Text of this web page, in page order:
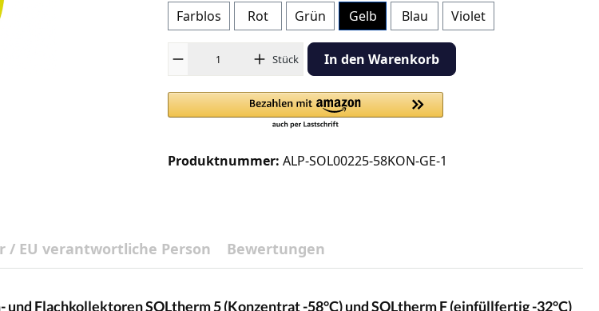
Farblos Rot Grün Gelb Blau Violet
Produkt Anzahl: Gib den gewünschten Wert ein oder benutze die
Stück In den Warenkorb
Produktnummer: ALP-SOL00225-58KON-GE-1
/ EU verantwortliche Person Bewertungen
Flachkollektoren SOLtherm 5 (Konzentrat -58°C) und SOLtherm F (einfüllfertig -32°C)